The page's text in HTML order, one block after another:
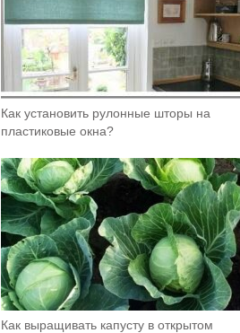
Как установить рулонные шторы на
пластиковые окна?
Как выращивать капусту в открытом